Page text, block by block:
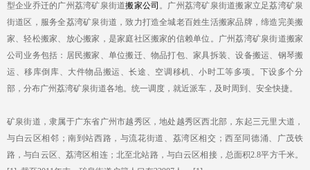
型企业乔迁的广州荔湾矿泉街道搬家公司 。广州荔湾矿泉街道搬家立足荔湾矿泉
街道区，服务全荔湾矿泉街道，致力打造全城老百姓生活搬家品牌，缔造完美搬
家、轻松搬家、放心搬家，是家庭社区搬家的信赖单位。广州荔湾矿泉街道搬家
公司业务包括：居民搬家、单位搬迁、物品打包、家具拆装、设备搬运、钢琴搬
运、移库倒库、大件物品搬运、长途、空调移机、小时工等多项。下设多个分
部，分布广州荔湾矿泉街道各地。统一调度，就近派车，及时周到、安全快捷。
矿泉街道，隶属于广东省广州市越秀区，地处越秀区西北部，东起三元里大道，
与白云区相邻；南到站西路，与流花街道、荔湾区相交；西至同德涌、广茂铁
路，与白云区、荔湾区相连；北至北站路，与白云区相接，总面积2.8平方千米。